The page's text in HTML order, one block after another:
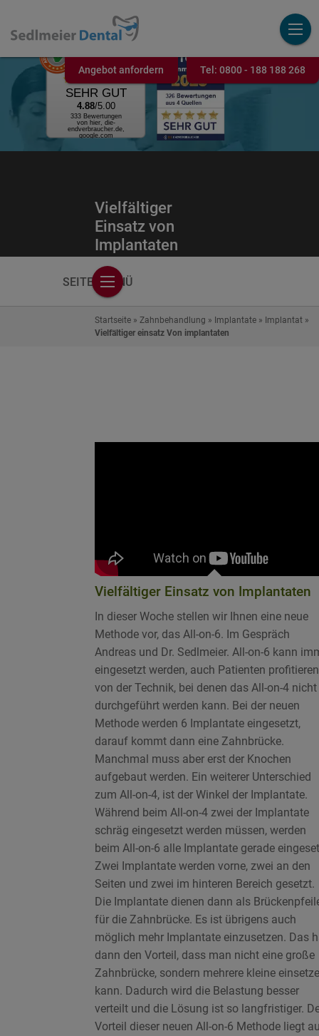
Angebot anfordern Tel: 0800 - 188 188 268
Vielfältiger
Einsatz von
Implantaten
SEHR GUT
4.88/5.00
333 Bewertungen
von hier, die-
endverbraucher.de,
google.com
Startseite» Zahnbehandlung » Implantate» Implantat»
Vielfältiger einsatz Von implantaten
Vielfältiger Einsatz von Implantaten
In dieser Woche stellen wir Ihnen eine neue
Methode vor, das All-on-6. Im Gespräch
Andreas und Dr. Sedlmeier. All-on-6 kann
eingesetzt werden, auch Patienten profitieren
von der Technik, bei denen das All-on-4 nicht
durchgeführt werden kann. Bei der neuen
Methode werden 6 Implantate eingesetzt,
darauf kommt dann eine Zahnbrücke.
Manchmal muss aber erst der Knochen
aufgebaut werden. Ein weiterer Unterschied
zum All-on-4, ist der Winkel der Implantate.
Während beim All-on-4 zwei der Implantate
schräg eingesetzt werden müssen, werden
beim All-on-6 alle Implantate gerade
Zwei Implantate werden vorne, zwei an den
Seiten und zwei im hinteren Bereich gesetzt.
Die Implantate dienen dann als
für die Zahnbrücke. Es ist übrigens auch
möglich mehr Implantate einzusetzen. Das
dann den Vorteil, dass man nicht eine große
Zahnbrücke, sondern mehrere kleine
kann. Dadurch wird die Belastung besser
verteilt und die Lösung ist so langfristiger.
Vorteil dieser neuen All-on-6 Methode liegt
SEITENMENÜ